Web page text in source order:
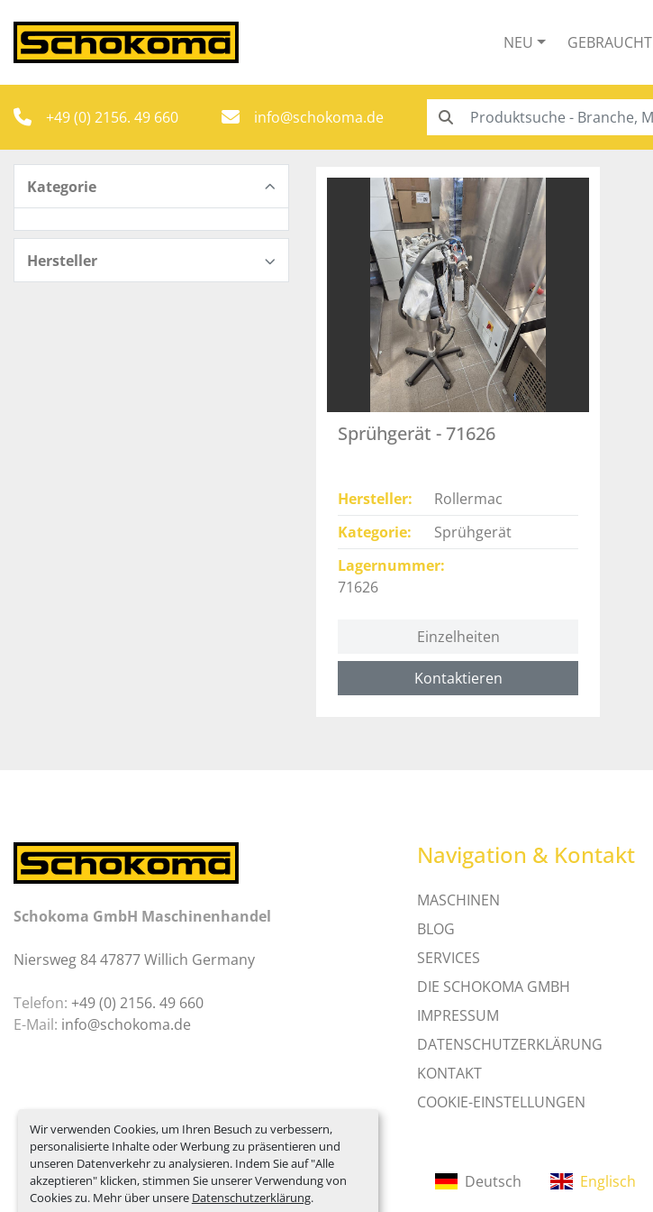
Wir verwenden Cookies, um Ihren Besuch zu verbessern,
personalisierte Inhalte oder Werbung zu präsentieren und
unseren Datenverkehr zu analysieren. Indem Sie auf "Alle
akzeptieren" klicken, stimmen Sie unserer Verwendung von
Cookies zu. Mehr über unsere Datenschutzerklärung.
NEU GEBRAUCHT
+49 (0) 2156. 49 660 info@schokoma.de
Kategorie
Hersteller
Sprühgerät - 71626
Hersteller
Rollermac
Kategorie
Sprühgerät
Lagernummer
71626
Einzelheiten
Kontaktieren
Schokoma GmbH Maschinenhandel
Niersweg 84 47877 Willich Germany
Telefon: +49 (0) 2156. 49 660
E-Mail: info@schokoma.de
Navigation & Kontakt
MASCHINEN
BLOG
SERVICES
DIE SCHOKOMA GMBH
IMPRESSUM
DATENSCHUTZERKLÄRUNG
KONTAKT
COOKIE-EINSTELLUNGEN
Deutsch Englisch